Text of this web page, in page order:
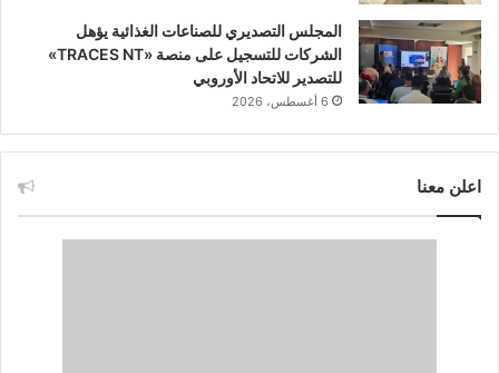
المجلس التصديري للصناعات الغذائية يؤهل
الشركات للتسجيل على منصة «TRACES NT»
للتصدير للاتحاد الأوروبي
6 أغسطس، 2026
اعلن معنا